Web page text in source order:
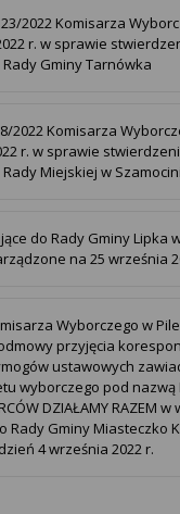
2022 Komisarza
r. w sprawie
Gminy Tarnówka
2022 Komisarza
r. w sprawie
Miejskiej w
do Rady Gminy Lipka
na 25 września
Wyborczego w
przyjęcia
ustawowych
wyborczego pod nazwą
DZIAŁAMY RAZEM
Rady Gminy Miasteczko
4 września 2022 r.